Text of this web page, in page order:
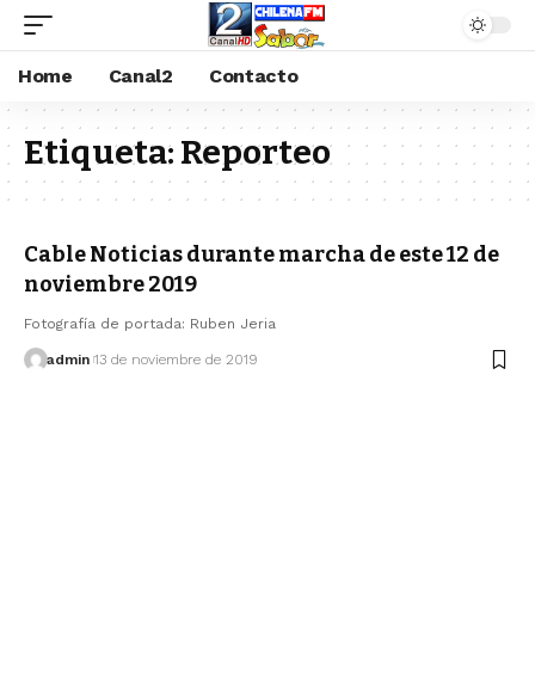
Home Canal2 Contacto
Etiqueta: Reporteo
Cable Noticias durante marcha de este 12 de
noviembre 2019
Fotografía de portada: Ruben Jeria
admin 13 de noviembre de 2019